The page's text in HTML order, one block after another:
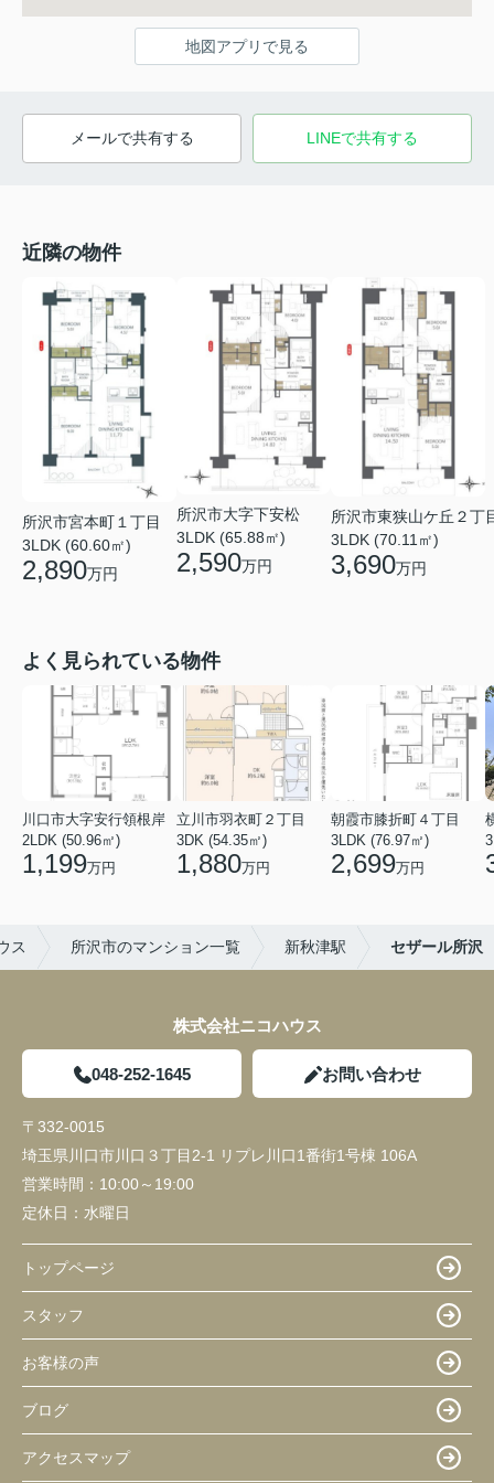
地図アプリで見る
メールで共有する LINEで共有する
近隣の物件
所沢市宮本町１丁目
3LDK (60.60㎡)
2,890万円
所沢市大字下安松
3LDK (65.88㎡)
2,590万円
所沢市東狭山ケ丘２丁
3LDK (70.11㎡)
3,690万円
よく見られている物件
川口市大字安行領根岸
2LDK (50.96㎡)
1,199万円
立川市羽衣町２丁目
3DK (54.35㎡)
1,880万円
朝霞市膝折町４丁目
3LDK (76.97㎡)
2,699万円
ス 所沢市のマンション一覧 新秋津駅 セザール所沢
株式会社ニコハウス
048-252-1645 お問い合わせ
〒332-0015
埼玉県川口市川口３丁目2-1 リプレ川口1番街1号棟 106A
営業時間： 10:00～19:00
定休日： 水曜日
トップページ
スタッフ
お客様の声
ブログ
アクセスマップ